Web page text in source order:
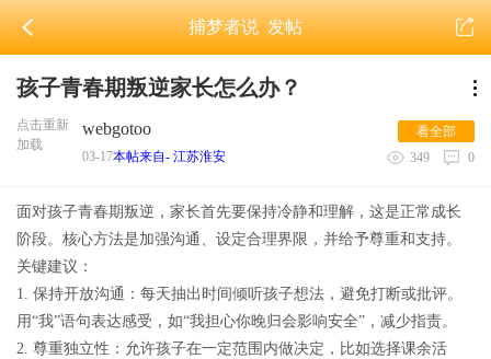
捕梦者说发帖
孩子青春期叛逆家长怎么办？
点击重新
加载
webgotoo
03-17本帖来自- 江苏淮安
看全部
349
0
面对孩子青春期叛逆，家长首先要保持冷静和理解，这是正常成长
阶段。核心方法是加强沟通、设定合理界限，并给予尊重和支持。
关键建议：
1. 保持开放沟通：每天抽出时间倾听孩子想法，避免打断或批评。
用“我”语句表达感受，如“我担心你晚归会影响安全”，减少指责。
2. 尊重独立性：允许孩子在一定范围内做决定，比如选择课余活